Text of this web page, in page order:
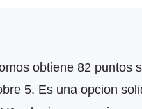
obtiene 82 puntos
5. Es una opcion